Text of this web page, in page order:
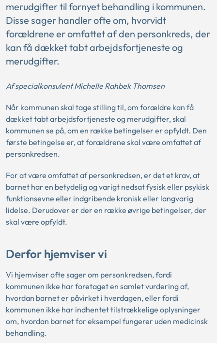
merudgifter til fornyet behandling i kommunen.
Disse sager handler ofte om, hvorvidt
forældrene er omfattet af den personkreds, der
kan få dækket tabt arbejdsfortjeneste og
merudgifter.
Af specialkonsulent Michelle Rahbek Thomsen
Når kommunen skal tage stilling til, om forældre kan få
dækket tabt arbejdsfortjeneste og merudgifter, skal
kommunen se på, om en række betingelser er opfyldt. Den
første betingelse er, at forældrene skal være omfattet af
personkredsen.
For at være omfattet af personkredsen, er det et krav, at
barnet har en betydelig og varigt nedsat fysisk eller psykisk
funktionsevne eller indgribende kronisk eller langvarig
lidelse. Derudover er der en række øvrige betingelser, der
skal være opfyldt.
Derfor hjemviser vi
Vi hjemviser ofte sager om personkredsen, fordi
kommunen ikke har foretaget en samlet vurdering af,
hvordan barnet er påvirket i hverdagen, eller fordi
kommunen ikke har indhentet tilstrækkelige oplysninger
om, hvordan barnet for eksempel fungerer uden medicinsk
behandling.